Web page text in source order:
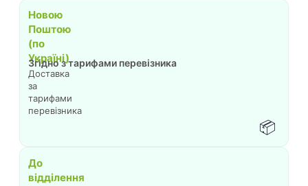
📦
Новою
Поштою
(по
Україні)
Доставка
за
тарифами
перевізника
Згідно з тарифами перевізника
До
відділення